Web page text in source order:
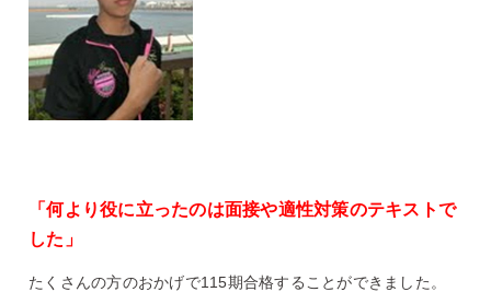
「何より役に立ったのは面接や適性対策のテキストで
した」
たくさんの方のおかげで115期合格することができました。